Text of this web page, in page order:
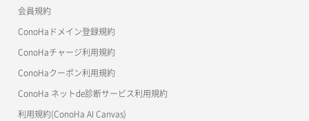
自動バックアップ有効化
サーバープラン詳細取得
サーバーメタデータ取得
サーバーメタデータ更新（ネームタグ変更）
サーバー一覧取得
ネットワーク一覧取得
ネットワーク作成（ローカルネットワーク用）
ネットワーク削除（ローカルネットワーク用）
ネットワーク詳細取得
メンバー追加
リスナー作成
リスナー削除
コンテナ削除
ラージオブジェクトアップロード(DLO)
ConoHa for GAME
OpenStack CLI
Terraform
s3cmd
会員規約
ConoHaドメイン登録規約
ConoHaチャージ利用規約
ConoHaクーポン利用規約
ConoHa ネットde診断サービス利用規約
利用規約(ConoHa AI Canvas)